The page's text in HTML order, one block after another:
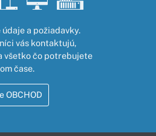
a požiadavky.
vás kontaktujú,
všetko čo potrebujete
čase.
OBCHOD